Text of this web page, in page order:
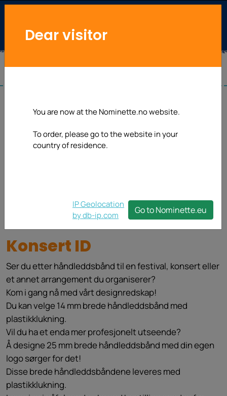
Konsert ID
Ser du etter håndleddsbånd til en festival, konsert eller
et annet arrangement du organiserer?
Kom i gang nå med vårt designredskap!
Du kan velge 14 mm brede håndleddsbånd med
plastikklukning.
Vil du ha et enda mer profesjonelt utseende?
Å designe 25 mm brede håndleddsbånd med din egen
logo sørger for det!
Disse brede håndleddsbåndene leveres med
plastikklukning.
Dear visitor
You are now at the Nominette.no website.
To order, please go to the website in your
country of residence.
IP Geolocation
by db-ip.com
Go to Nominette.eu